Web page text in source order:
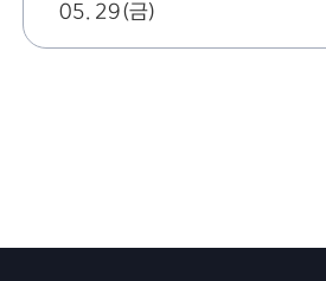
05. 29(금)